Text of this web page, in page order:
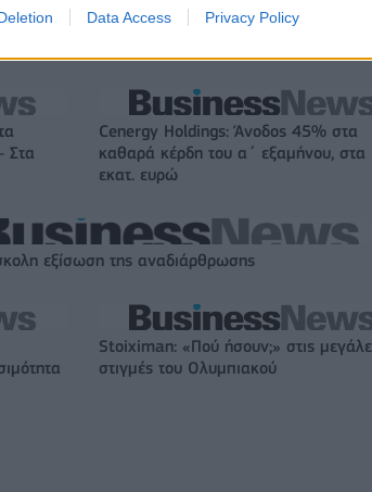
Data Access Privacy Policy
T-Center ο αγώνας με την Ισπανία - Το
Στα
Cenergy Holdings: Άνοδος 45% στα
καθαρά κέρδη του α΄ εξαμήνου,
εκατ. ευρώ
εξίσωση της αναδιάρθρωσης
Stoiximan: «Πού ήσουν;» στις
στιγμές του Ολυμπιακού